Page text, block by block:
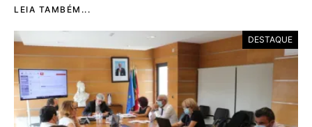
LEIA TAMBÉM...
DESTAQUE